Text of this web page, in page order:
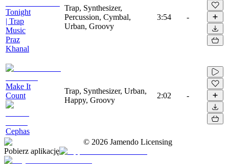
Tonight
| Trap
Music
Praz
Khanal
Trap, Synthesizer,
Percussion, Cymbal,
Urban, Groovy
3:54 -
Make It
Count
Cephas
Trap, Synthesizer, Urban,
Happy, Groovy
2:02 -
© 2026 Jamendo Licensing
Pobierz aplikację